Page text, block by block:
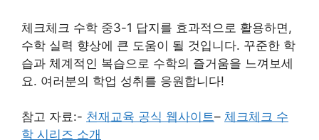
체크체크 수학 중3-1 답지를 효과적으로 활용하면,
수학 실력 향상에 큰 도움이 될 것입니다. 꾸준한 학
습과 체계적인 복습으로 수학의 즐거움을 느껴보세
요. 여러분의 학업 성취를 응원합니다!
참고 자료:- 천재교육 공식 웹사이트– 체크체크 수
학 시리즈 소개